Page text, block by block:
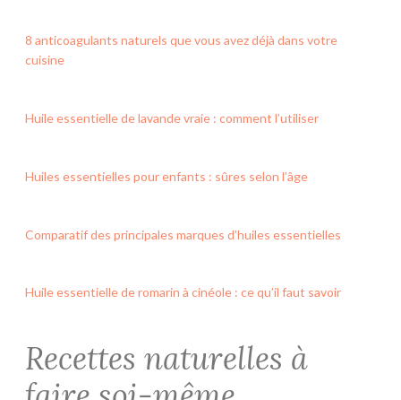
8 anticoagulants naturels que vous avez déjà dans votre
cuisine
Huile essentielle de lavande vraie : comment l’utiliser
Huiles essentielles pour enfants : sûres selon l’âge
Comparatif des principales marques d’huiles essentielles
Huile essentielle de romarin à cinéole : ce qu’il faut savoir
Recettes naturelles à